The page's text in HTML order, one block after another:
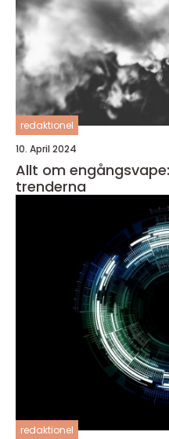
redaktionel
10. April 2024
Allt om
trenderna
redaktionel